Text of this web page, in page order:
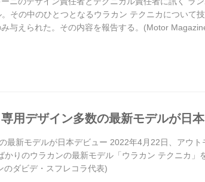
その中のひとつとなるウラカン テクニカについて
与えられた。その内容を報告する。(Motor
用デザイン多数の最新モデルが日
最新モデルが日本デビュー 2022年4月22日、アウト
りのウラカンの最新モデル「ウラカン テクニカ」
のダビデ・スフレコラ代表)